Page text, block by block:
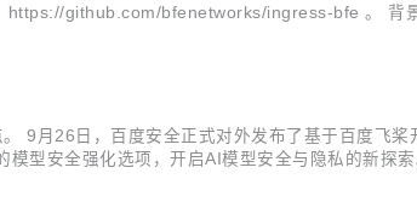
github.com/bfenetworks/ingress-bfe 。 背
9月26日，百度安全正式对外发布了基于百度飞桨
型安全强化选项，开启AI模型安全与隐私的新探索